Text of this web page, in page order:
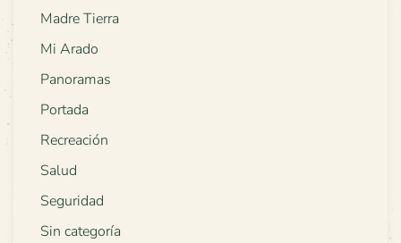
Madre Tierra
Mi Arado
Panoramas
Portada
Recreación
Salud
Seguridad
Sin categoría